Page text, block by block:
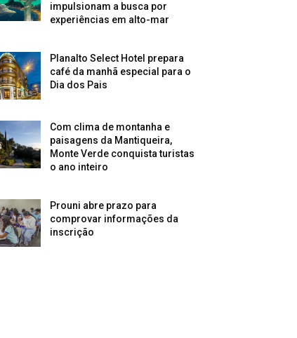
impulsionam a busca por
experiências em alto-mar
Planalto Select Hotel prepara
café da manhã especial para o
Dia dos Pais
Com clima de montanha e
paisagens da Mantiqueira,
Monte Verde conquista turistas
o ano inteiro
Prouni abre prazo para
comprovar informações da
inscrição